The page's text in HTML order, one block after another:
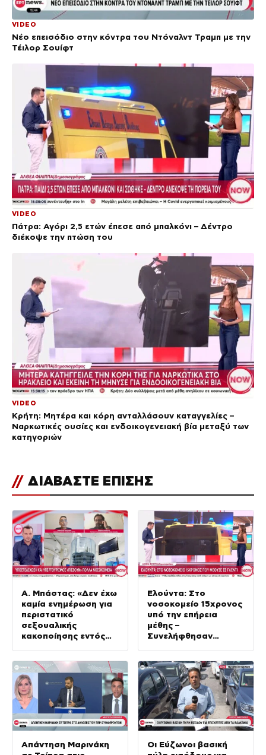
VIDEO
Νέο επεισόδιο στην κόντρα του Ντόναλντ Τραμπ με την
Τέιλορ Σουίφτ
VIDEO
Πάτρα: Αγόρι 2,5 ετών έπεσε από μπαλκόνι – Δέντρο
διέκοψε την πτώση του
VIDEO
Κρήτη: Μητέρα και κόρη ανταλλάσουν καταγγελίες –
Ναρκωτικές ουσίες και ενδοικογενειακή βία μεταξύ των
κατηγοριών
// ΔΙΑΒΑΣΤΕ ΕΠΙΣΗΣ
Α. Μπάστας: «Δεν έχω
καμία ενημέρωση για
περιστατικό
σεξουαλικής
κακοποίησης εντός
Ελούντα: Στο
νοσοκομείο 15χρονος
υπό την επήρεια
μέθης –
Συνελήφθησαν
Απάντηση Μαρινάκη
Οι Εύζωνοι βασική